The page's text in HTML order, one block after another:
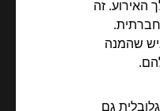
האירוע. זה
שהמנה
גם